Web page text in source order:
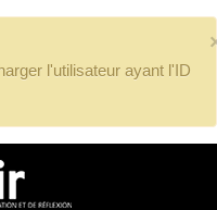
l'utilisateur ayant l'ID